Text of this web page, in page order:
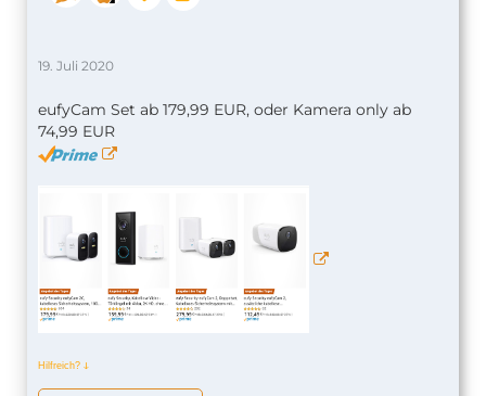
19. Juli 2020
eufyCam Set ab 179,99 EUR, oder Kamera only ab
74,99 EUR
Hilfreich? ↆ